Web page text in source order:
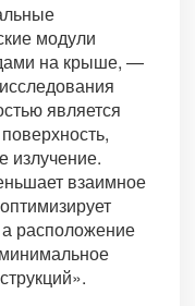
модули
на крыше, —
является
излучение.
взаимное
а расположение